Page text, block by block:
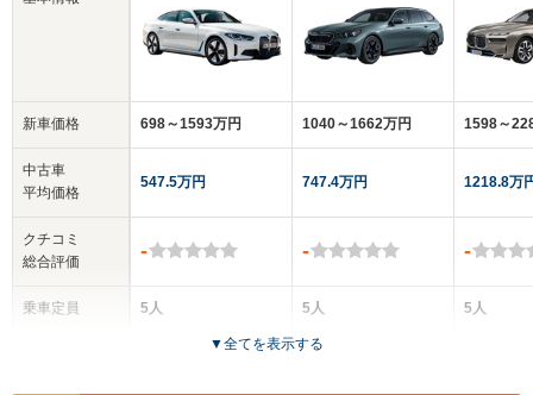
新車価格
中古車
平均価格
クチコミ
総合評価
乗車定員
698～1593万円
547.5万円
-
5人
1040～1662万円
747.4万円
-
5人
5ドア
1598～
1218.8万
-
5人
▼全てを表示する